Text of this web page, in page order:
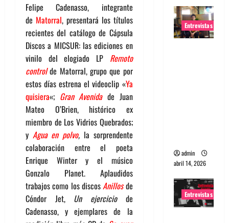
Felipe Cadenasso, integrante
de Matorral, presentará los títulos
recientes del catálogo de Cápsula
Discos a MICSUR: las ediciones en
vinilo del elogiado LP Remoto
controlde Matorral, grupo que por
estos días estrena el videoclip «Ya
quisiera«; Gran Avenidade Juan
Mateo O’Brien, histórico ex
miembro de Los Vidrios Quebrados;
y Agua en polvo, la sorprendente
colaboración entre el poeta
Enrique Winter y el músico
Gonzalo Planet. Aplaudidos
trabajos como los discos Anillosde
Cóndor Jet, Un ejerciciode
Cadenasso, y ejemplares de la
Entrevistas
admin
abril 14, 2026
Entrevistas